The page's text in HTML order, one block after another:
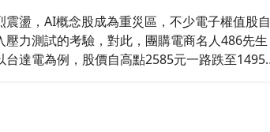
盪，AI概念股成為重災區，不少電子權值股自
力測試的考驗，對此，團購電商名人486先生
台達電為例，股價自高點2585元一路跌至1495